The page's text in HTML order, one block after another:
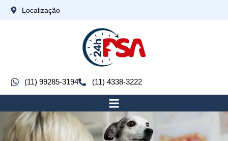
Localização
(11) 99285-3194 (11) 4338-3222